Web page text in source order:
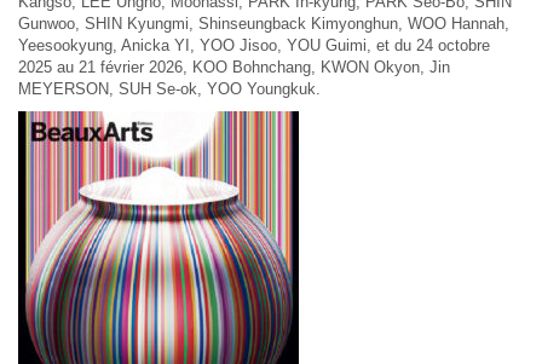
Gunwoo, SHIN Kyungmi, Shinseungback Kimyonghun, WOO Hannah,
Yeesookyung, Anicka YI, YOO Jisoo, YOU Guimi, et du 24 octobre
2025 au 21 février 2026, KOO Bohnchang, KWON Okyon, Jin
MEYERSON, SUH Se-ok, YOO Youngkuk.